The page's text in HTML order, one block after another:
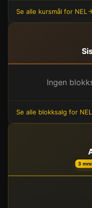
3
Se alle kursmål for NEL
Ingen
Se alle blokksalg for NEL